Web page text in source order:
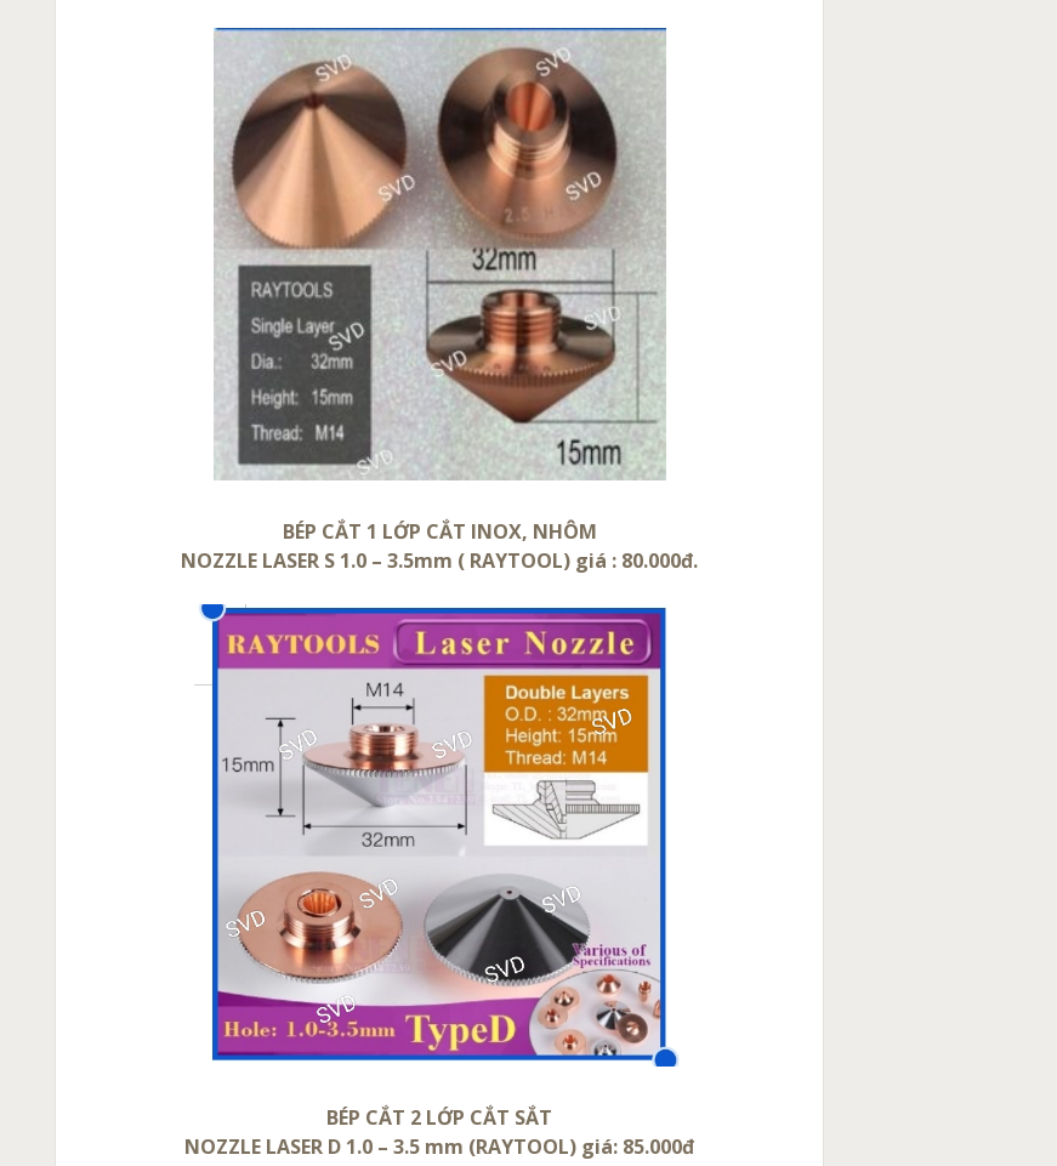
BÉP CẮT 1 LỚP CẮT INOX, NHÔM
NOZZLE LASER S 1.0 – 3.5mm ( RAYTOOL) giá : 80.000đ.
BÉP CẮT 2 LỚP CẮT SẮT
NOZZLE LASER D 1.0 – 3.5 mm (RAYTOOL) giá: 85.000đ